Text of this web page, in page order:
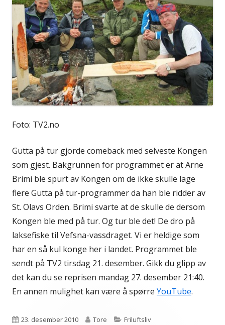
Foto: TV2.no
Gutta på tur gjorde comeback med selveste Kongen
som gjest. Bakgrunnen for programmet er at Arne
Brimi ble spurt av Kongen om de ikke skulle lage
flere Gutta på tur-programmer da han ble ridder av
St. Olavs Orden. Brimi svarte at de skulle de dersom
Kongen ble med på tur. Og tur ble det! De dro på
laksefiske til Vefsna-vassdraget. Vi er heldige som
har en så kul konge her i landet. Programmet ble
sendt på TV2 tirsdag 21. desember. Gikk du glipp av
det kan du se reprisen mandag 27. desember 21:40.
En annen mulighet kan være å spørre YouTube.
Publisert
23. desember 2010 Forfatter
Tore Kategorier
Friluftsliv